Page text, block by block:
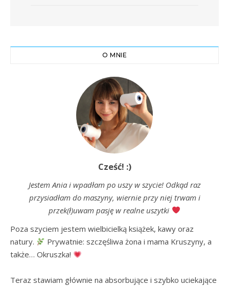
O MNIE
Cześć! :)
Jestem Ania i wpadłam po uszy w szycie! Odkąd raz
przysiadłam do maszyny, wiernie przy niej trwam i
przek(ł)uwam pasję w realne uszytki
Poza szyciem jestem wielbicielką książek, kawy oraz
natury.
Prywatnie: szczęśliwa żona i mama Kruszyny, a
także… Okruszka!
Teraz stawiam głównie na absorbujące i szybko uciekające